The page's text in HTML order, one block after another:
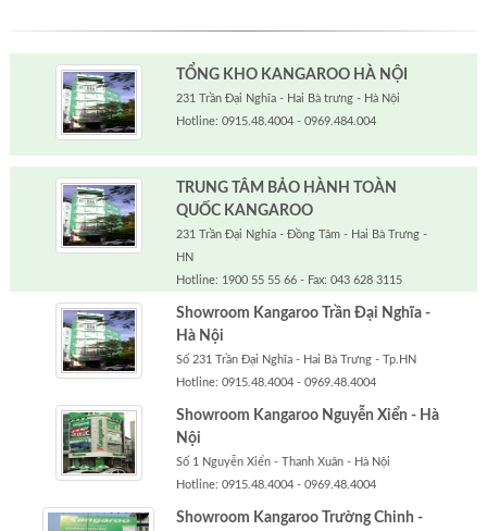
TỔNG KHO KANGAROO HÀ NỘI
231 Trần Đại Nghĩa - Hai Bà trưng - Hà Nội
Hotline: 0915.48.4004 - 0969.484.004
TRUNG TÂM BẢO HÀNH TOÀN
QUỐC KANGAROO
231 Trần Đại Nghĩa - Đồng Tâm - Hai Bà Trưng -
HN
Hotline: 1900 55 55 66 - Fax: 043 628 3115
Showroom Kangaroo Trần Đại Nghĩa -
Hà Nội
Số 231 Trần Đại Nghĩa - Hai Bà Trưng - Tp.HN
Hotline: 0915.48.4004 - 0969.48.4004
Showroom Kangaroo Nguyễn Xiển - Hà
Nội
Số 1 Nguyễn Xiển - Thanh Xuân - Hà Nội
Hotline: 0915.48.4004 - 0969.48.4004
Showroom Kangaroo Trường Chinh -